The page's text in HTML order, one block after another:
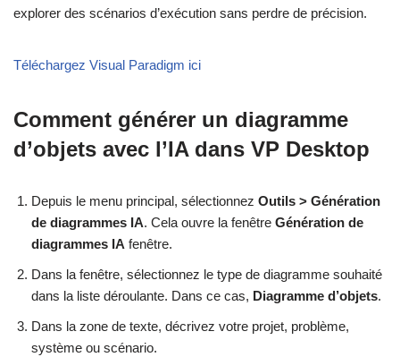
explorer des scénarios d’exécution sans perdre de précision.
Téléchargez Visual Paradigm ici
Comment générer un diagramme
d’objets avec l’IA dans VP Desktop
Depuis le menu principal, sélectionnez Outils > Génération
de diagrammes IA. Cela ouvre la fenêtre Génération de
diagrammes IA fenêtre.
Dans la fenêtre, sélectionnez le type de diagramme souhaité
dans la liste déroulante. Dans ce cas, Diagramme d’objets.
Dans la zone de texte, décrivez votre projet, problème,
système ou scénario.